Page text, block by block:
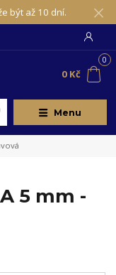
být až 10 dní.
Menu
0
0 Kč
5 mm -